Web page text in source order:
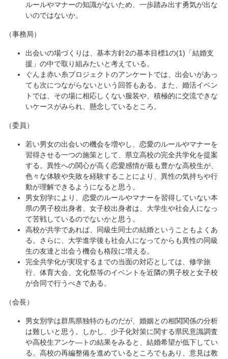
ルールやマナーの知識がないため、一歩踏み出す勇気が出な
いのではないか。
（事務局）
出会いの場づくりは、基本方針2の基本目標1の(1)「結婚支
援」の中で取り組みたいと考えている。
ぐんま赤い糸プロジェクトのアンケートでは、出会いがあっ
ても次につながらないという回答もある。また、婚活イベン
トでは、その場に相応しくない服装や、積極的に交流できな
いケースがみられ、懸念しているところ。
（委員）
若い男女の出会いの機会を増やし、恋愛のルールやマナーを
習得させる一つの施策として、県立高校の完全共学化を提案
する。異性への関心が高く恋愛感情が最も豊かな高校生が、
色々な体験や失敗を経験することにより、異性の気持ちや行
動が理解できるようになると思う。
男女別学により、恋愛のルールやマナーを習得していない本
県の男子校出身者、女子校出身者は、大学生や社会人になっ
て苦戦しているのでないかと思う。
高校が共学であれば、同級生同士の結婚ということもよくあ
る。さらに、大学進学後も社会人になってからも異性の同級
生の友達と出会う機会も格段に増える。
完全共学化が実現するまでの当面の対応としては、修学旅
行、体育大会、文化祭等のイベントを近隣の男子校と女子校
が合同で行うべきである。
（会長）
男女別学は群馬県独特のものだが、婚姻との相関関係の分析
は難しいと思う。しかし、少子化対策に関する県民意識調査
や高校生アンケ―トの結果をみると、結婚希望が低下してい
る。高校の再編整備を進めているところでもあり、意見は教